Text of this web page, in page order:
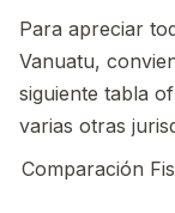
Para apreciar
Vanuatu,
siguiente tabla
varias otras
Comparación